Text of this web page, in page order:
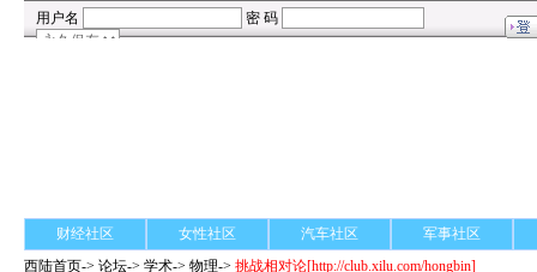
财经社区 女性社区 汽车社区
军事社区
西陆首页->论坛->学术-> 物理->挑战相对论[http://club.xilu.com/hongbin]